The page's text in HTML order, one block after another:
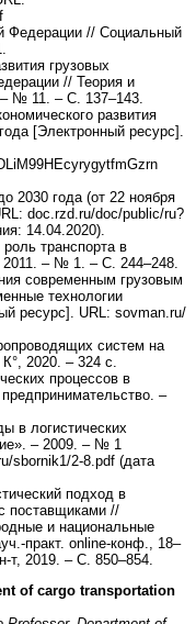
Федерации // Социальный
грузовых
// Теория и
– № 11. – С. 137–143.
развития
[Электронный ресурс].
2030 года (от 22 ноября
doc.rzd.ru/doc/public/ru?
14.04.2020).
транспорта в
2011. – № 1. – С. 244–248.
современным грузовым
технологии
ресурс]. URL: sovman.ru/
систем на
2020. – 324 с.
процессов в
–
в логистических
– 2009. – № 1
sbornik1/2-8.pdf (дата
подход в
поставщиками //
и национальные
практ. online-конф., 18–
т, 2019. – С. 850–854.
of cargo transportation